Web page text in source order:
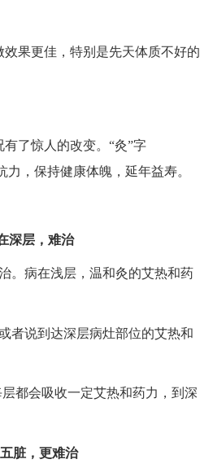
果更佳，特别是先天体质不好的
了惊人的改变。“灸”字
力，保持健康体魄，延年益寿。
深层，难治
。病在浅层，温和灸的艾热和药
者说到达深层病灶部位的艾热和
都会吸收一定艾热和药力，到深
脏，更难治